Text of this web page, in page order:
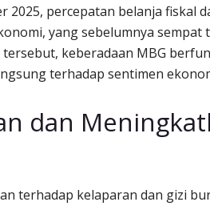
2025, percepatan belanja fiskal
yang sebelumnya sempat
keberadaan MBG
terhadap sentimen
dan
terhadap kelaparan dan gizi